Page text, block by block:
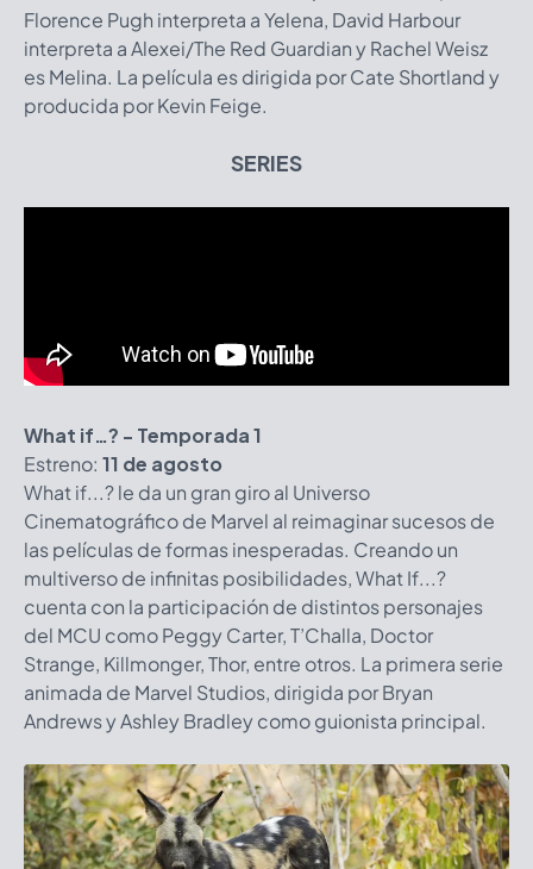
Florence Pugh interpreta a Yelena, David Harbour
interpreta a Alexei/The Red Guardian y Rachel Weisz
es Melina. La película es dirigida por Cate Shortland y
producida por Kevin Feige.
SERIES
What if…? - Temporada 1
Estreno: 11 de agosto
What if...? le da un gran giro al Universo
Cinematográfico de Marvel al reimaginar sucesos de
las películas de formas inesperadas. Creando un
multiverso de infinitas posibilidades, What If...?
cuenta con la participación de distintos personajes
del MCU como Peggy Carter, T’Challa, Doctor
Strange, Killmonger, Thor, entre otros. La primera serie
animada de Marvel Studios, dirigida por Bryan
Andrews y Ashley Bradley como guionista principal.